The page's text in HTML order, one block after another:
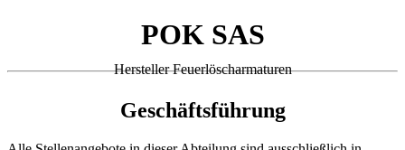
POK SAS
Hersteller Feuerlöscharmaturen
Geschäftsführung